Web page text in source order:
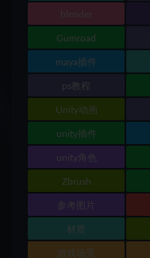
blender
Gumroad
maya插件
ps教程
Unity动画
unity插件
unity角色
Zbrush
参考图片
材质
游戏场景